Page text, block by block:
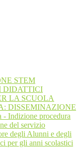
STEM
DIDATTICI
LA SCUOLA
DISSEMINAZIONE
- Indizione procedura
del servizio
degli Alunni e degli
per gli anni scolastici